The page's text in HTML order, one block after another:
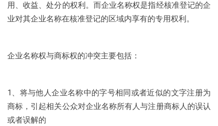
用、收益、处分的权利。而企业名称权是指经核准登记的企
业对其企业名称在核准登记的区域内享有的专用权利。
企业名称权与商标权的冲突主要包括：
1、将与他人企业名称中的字号相同或者近似的文字注册为
商标，引起相关公众对企业名称所有人与注册商标人的误认
或者误解的